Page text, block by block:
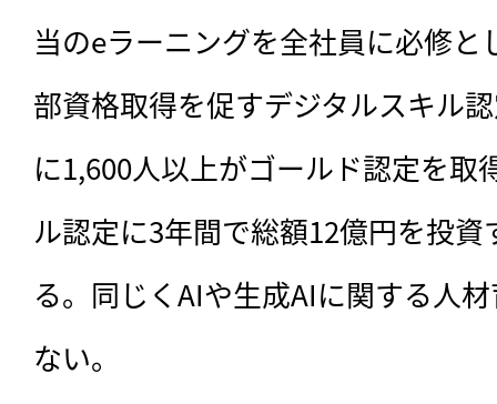
当のeラーニングを全社員に必修
部資格取得を促すデジタルスキル
に1,600人以上がゴールド認定を取
ル認定に3年間で総額12億円を投
る。同じくAIや生成AIに関する人
ない。